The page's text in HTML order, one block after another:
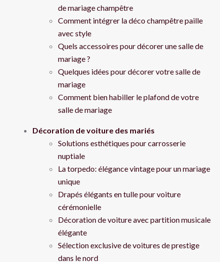
de mariage champêtre
Comment intégrer la déco champêtre paille
avec style
Quels accessoires pour décorer une salle de
mariage ?
Quelques idées pour décorer votre salle de
mariage
Comment bien habiller le plafond de votre
salle de mariage
Décoration de voiture des mariés
Solutions esthétiques pour carrosserie
nuptiale
La torpedo: élégance vintage pour un mariage
unique
Drapés élégants en tulle pour voiture
cérémonielle
Décoration de voiture avec partition musicale
élégante
Sélection exclusive de voitures de prestige
dans le nord